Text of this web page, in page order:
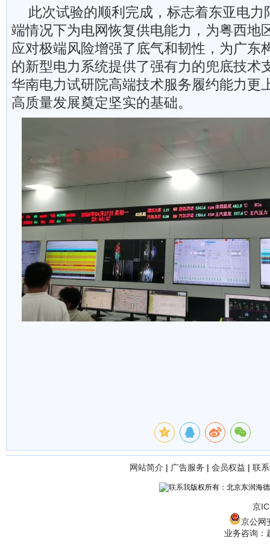
此次试验的顺利完成，标志着东亚电
端情况下为电网恢复供电能力，为粤西地
应对极端风险增强了底气和韧性，为广东
的新型电力系统提供了强有力的兜底技术
华南电力试研院高端技术服务履约能力更
高质量发展奠定坚实的基础。
网站简介 | 广告服务 | 会员权益 | 联
版权所有：北京东润海
京
京公网
业务咨询：